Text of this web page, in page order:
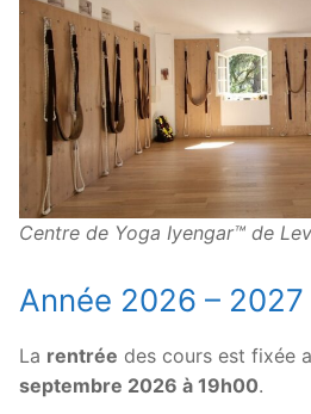
Centre de Yoga Iyengar™ de
Année 2026 – 2027
La rentrée des cours est fixée
septembre 2026 à 19h00.